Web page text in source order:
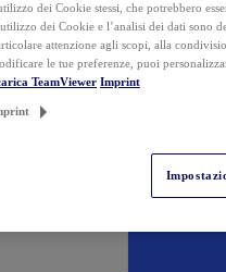
dei Cookie stessi, che potrebbero
dei Cookie e l’analisi dei dati sono
attenzione agli scopi, alla
le tue preferenze, puoi
TeamViewer Imprint